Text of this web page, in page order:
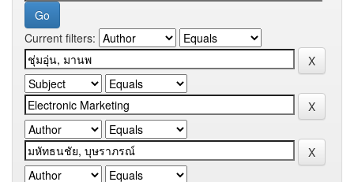
Current filters: